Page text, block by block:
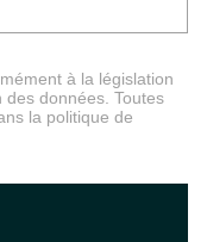
à la législation
données. Toutes
la politique de